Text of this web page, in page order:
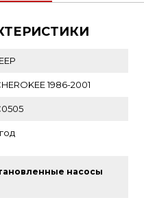
1986-2001
насосы